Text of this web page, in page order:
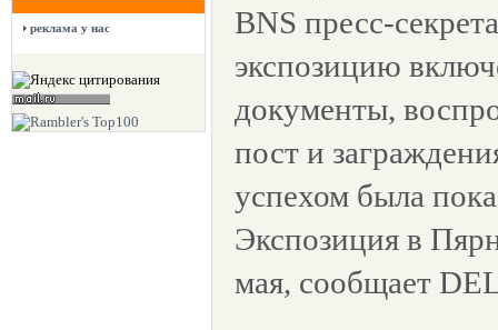
реклама у нас
BNS пресс-
экспозицию
документы,
пост и
успехом была
Экспозиция в
мая, сообщает